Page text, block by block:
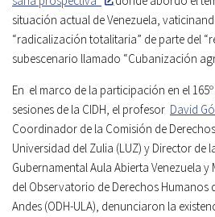
situación actual de Venezuela,
“radicalización totalitaria” de parte del
subescenario llamado “Cubanización
En el marco de la participación en el
sesiones de la CIDH, el profesor David
Coordinador de la Comisión de
Universidad del Zulia (LUZ) y Director de
Gubernamental Aula Abierta Venezuela
del Observatorio de Derechos Humanos
Andes (ODH-ULA), denunciaron la